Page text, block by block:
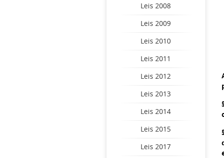
Leis 2008
Leis 2009
Leis 2010
Leis 2011
Leis 2012
Leis 2013
Leis 2014
Leis 2015
Leis 2017